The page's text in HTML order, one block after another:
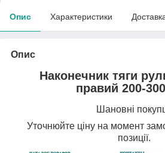
Опис Характеристики
Опис
Наконечник тяги
правий 200-
Шановні
Уточнюйтеціну на момент
позиції.